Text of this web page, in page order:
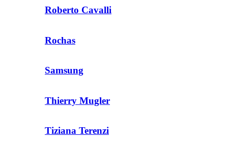
Roberto Cavalli
Rochas
Samsung
Thierry Mugler
Tiziana Terenzi